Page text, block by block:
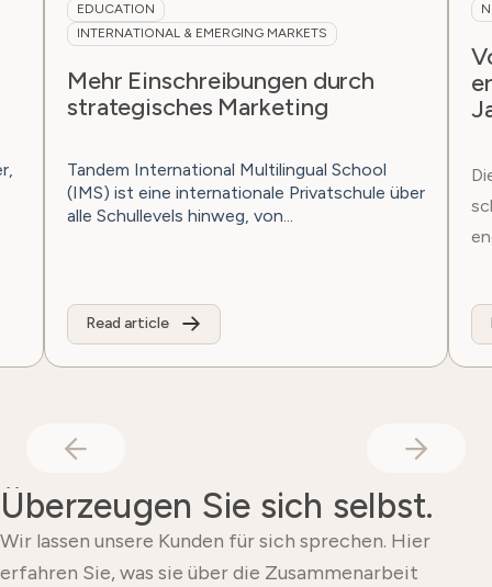
EDUCATION
INTERNATIONAL & EMERGING MARKETS
Mehr Einschreibungen durch
strategisches Marketing
Tandem International Multilingual School
(IMS) ist eine internationale Privatschule über
alle Schullevels hinweg, von...
Read article
Überzeugen Sie sich selbst.
Wir lassen unsere Kunden für sich sprechen. Hier
erfahren Sie, was sie über die Zusammenarbeit